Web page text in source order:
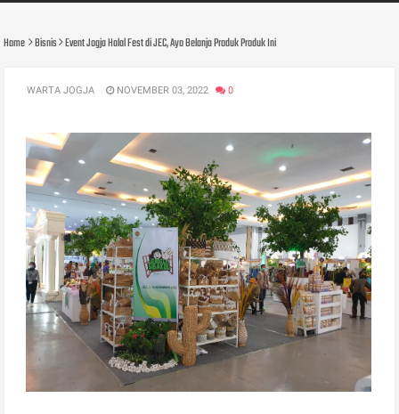
Home Bisnis Event Jogja Halal Fest di JEC, Ayo Belanja Produk Produk Ini
WARTA JOGJA NOVEMBER 03, 2022 0